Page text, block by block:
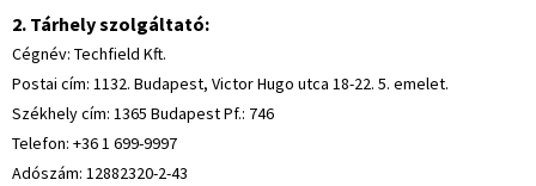
2. Tárhely szolgáltató:
Cégnév: Techfield Kft.
Postai cím: 1132. Budapest, Victor Hugo utca 18-22. 5. emelet.
Székhely cím: 1365 Budapest Pf.: 746
Telefon: +36 1 699-9997
Adószám: 12882320-2-43